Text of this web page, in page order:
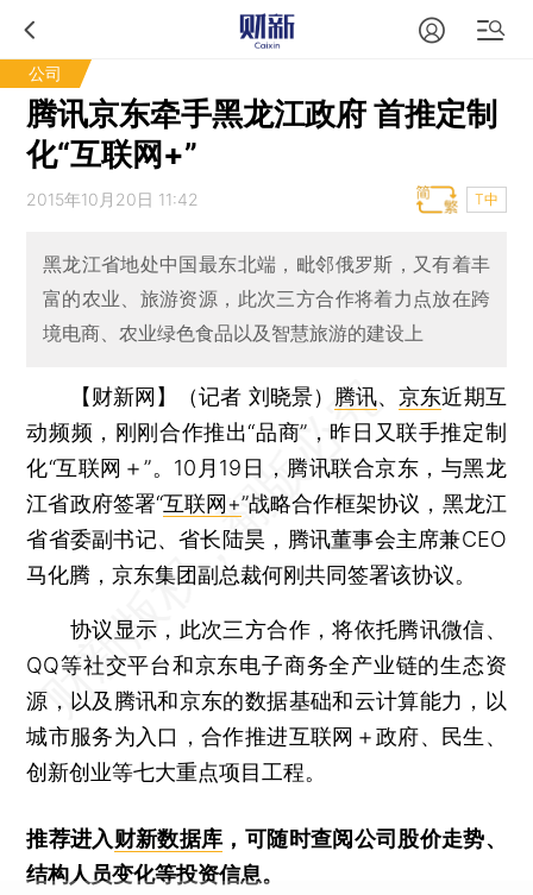
公司
腾讯京东牵手黑龙江政府 首推定制
化“互联网+”
2015年10月20日 11:42 T中
黑龙江省地处中国最东北端，毗邻俄罗斯，又有着丰
富的农业、旅游资源，此次三方合作将着力点放在跨
境电商、农业绿色食品以及智慧旅游的建设上
【财新网】（记者 刘晓景） 腾讯、京东近期互
动频频，刚刚合作推出“品商”，昨日又联手推定制
化“互联网＋”。10月19日，腾讯联合京东，与黑龙
江省政府签署“互联网+”战略合作框架协议，黑龙江
省省委副书记、省长陆昊，腾讯董事会主席兼CEO
马化腾，京东集团副总裁何刚共同签署该协议。
协议显示，此次三方合作，将依托腾讯微信、
QQ等社交平台和京东电子商务全产业链的生态资
源，以及腾讯和京东的数据基础和云计算能力，以
城市服务为入口，合作推进互联网＋政府、民生、
创新创业等七大重点项目工程。
推荐进入财新数据库 ，可随时查阅公司股价走势、
结构人员变化等投资信息。